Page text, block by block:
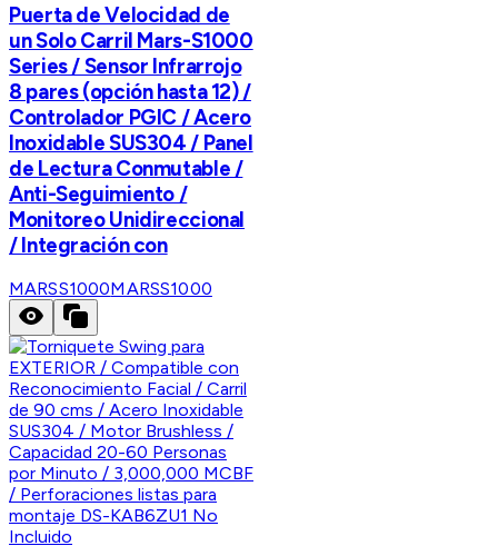
Puerta de Velocidad de
un Solo Carril Mars-S1000
Series / Sensor Infrarrojo
8 pares (opción hasta 12) /
Controlador PGIC / Acero
Inoxidable SUS304 / Panel
de Lectura Conmutable /
Anti-Seguimiento /
Monitoreo Unidireccional
/ Integración con
MARSS1000MARSS1000